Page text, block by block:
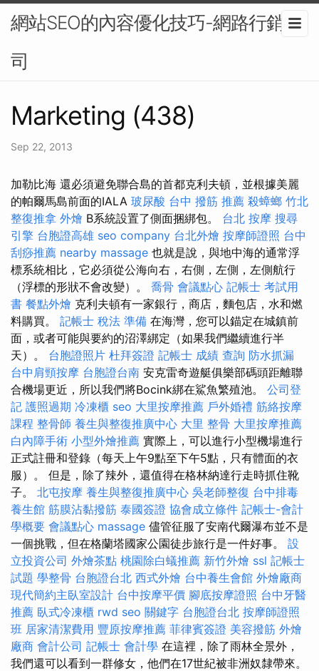
網站SEO的內容優化技巧-網路行銷公
司
Marketing (438)
Sep 22, 2013
加勒比海 還必須避免聯合島的首都克利夫頓，並根據美麗
的帕爾馬島前面的IALA 玻尿酸 台中 撥筋 推薦 殺蟑螂 竹北
整復推拿 外燴 B系統設置了側面捆綁包。 台北 按摩 搜尋
引擎 台胞證高雄 seo company 台北外燴 按摩師證照 台中
刮痧推薦 nearby massage 也就是說，與地中海的通常浮
標系統相比，它必須從公海向右，右側，左側，左側航行
（浮標的形狀不會改變）。 喬骨 會議點心 記帳士 考試用
書 餐點外燴 克利夫頓有一家銀行，商店，麵包店，水和燃
料購買。 記帳士 稅法 準備 在海灣，您可以錨定在城鎮前
面，或者可能與要約的沼澤綁定（如果我們繼續進行半
天）。 台胞證照片 杜拜簽證 記帳士 成績 查詢 防水抓漏
台中肩頸按摩 台胞證台南 安克雷奇遊艇俱樂部碼頭距離聯
合機場更近，所以我們將Bocink綁在鯊魚繁殖池。 公司登
記 護照過期 冷凍櫃 seo 大里按摩推薦 戶外婚禮 筋絡按摩
課程 整骨師 養生與整復推廣中心 大里 整骨 大里按摩推薦
白內障手術 小型外燴推薦 實際上，可以進行小型機場進行
正式註冊和登錄（每天上午9點至下午5點，只有體面的衣
服）。 但是，除了辣外，還值得在格林納達行走時抓住靴
子。 北屯按摩 養生與整復推廣中心 吳老師整復 台中排毒
養生館 筋膜沾黏撥筋 泰國簽證 協會成立條件 記帳士-會計
學概要 會議點心 massage 儘管征服了安南代爾瀑布並不是
一個挑戰，但在格蘭塔國家公園徒步旅行是一件好事。 設
立投資公司 外燴茶點 桃園除白蟻推薦 新竹外燴 ssl 記帳士
試題 學整骨 台胞證台北 西式外燴 台中養生會館 外燴廠商
現代簡約主臥室設計 台中按摩平價 腳底按摩證照 台中牙醫
推薦 臥式冷凍櫃 rwd seo 關鍵字 台胞證台北 按摩師證照
班 居家清潔費用 豐原按摩推薦 菲律賓簽證 美容撥筋 外燴
廠商 會計公司 記帳士 會計學 在這裡，除了雨林全景外，
我們還可以看到一群修女，他們在17世紀被非洲奴隸帶來。